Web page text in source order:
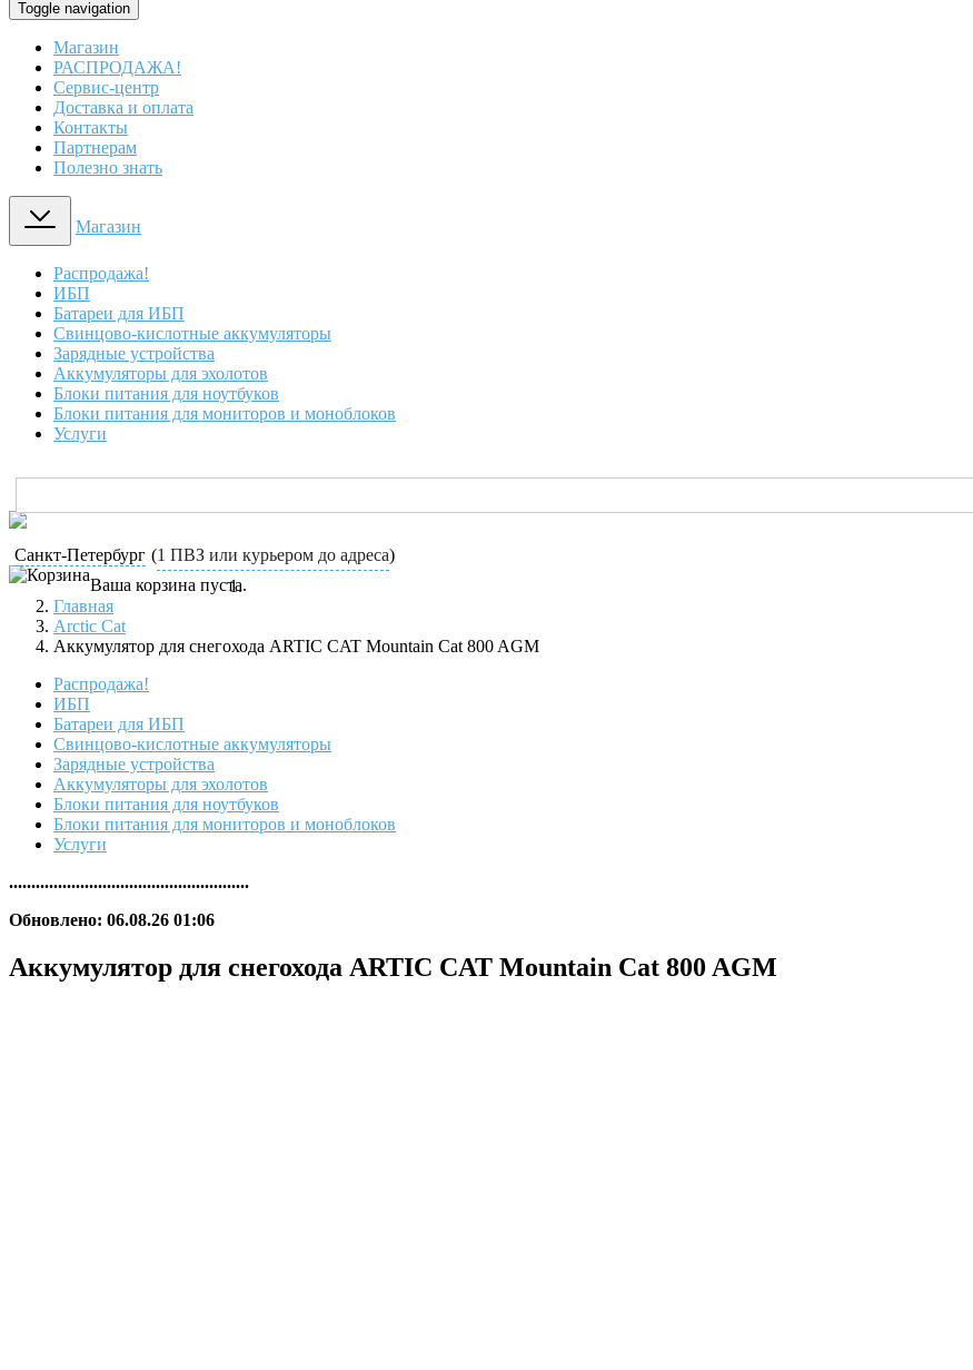
Toggle navigation
Магазин
РАСПРОДАЖА!
Сервис-центр
Доставка и оплата
Контакты
Партнерам
Полезно знать
Магазин
Распродажа!
ИБП
Батареи для ИБП
Свинцово-кислотные аккумуляторы
Зарядные устройства
Аккумуляторы для эхолотов
Блоки питания для ноутбуков
Блоки питания для мониторов и моноблоков
Услуги
Санкт-Петербург (1 ПВЗ или курьером до адреса)
Ваша корзина пуста.
Главная
Arctic Cat
Аккумулятор для снегохода ARTIC CAT Mountain Cat 800 AGM
Распродажа!
ИБП
Батареи для ИБП
Свинцово-кислотные аккумуляторы
Зарядные устройства
Аккумуляторы для эхолотов
Блоки питания для ноутбуков
Блоки питания для мониторов и моноблоков
Услуги
......................................................
Обновлено: 06.08.26 01:06
Аккумулятор для снегохода ARTIC CAT Mountain Cat 800 AGM